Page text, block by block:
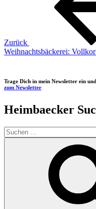
Zurück
Weihnachtsbäckerei:
Trage Dich in mein Newsletter ein
zum Newsletter
Heimbaecker
Suchen
nach: